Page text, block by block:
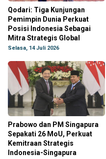
Qodari: Tiga Kunjungan
Pemimpin Dunia Perkuat
Posisi Indonesia Sebagai
Mitra Strategis Global
Selasa, 14 Juli 2026
Prabowo dan PM Singapura
Sepakati 26 MoU, Perkuat
Kemitraan Strategis
Indonesia-Singapura